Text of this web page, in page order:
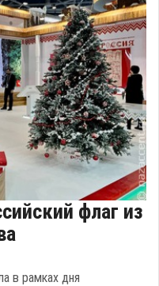
флаг из
в рамках дня